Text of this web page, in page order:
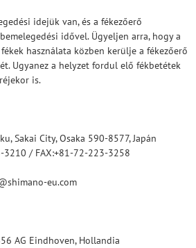
idejük van, és a fékezőerő
idővel. Ügyeljen arra, hogy a
használata közben kerülje a fékezőerő
Ugyanez a helyzet fordul elő fékbetétek
is.
Sakai City, Osaka 590-8577, Japán
3210 / FAX:+81-72-223-3258
eu.com
AG Eindhoven, Hollandia